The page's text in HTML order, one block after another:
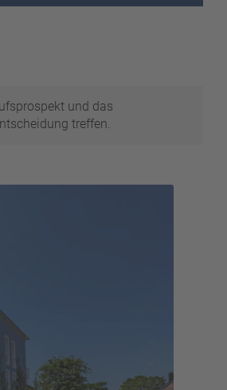
und das
treffen.